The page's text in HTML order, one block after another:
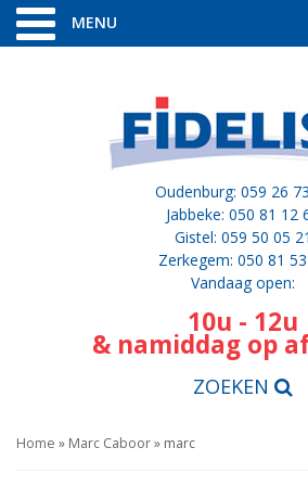
MENU
Oudenburg: 059 26
Jabbeke: 050 81 12
Gistel: 059 50 05 21
Zerkegem: 050 81
Vandaag open:
10u - 12u
& namiddag op
ZOEKEN
Home » Marc Caboor» marc